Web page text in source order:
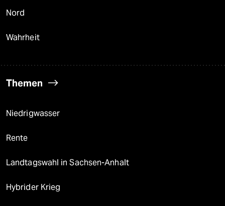
Nord
Wahrheit
Themen
Niedrigwasser
Rente
Landtagswahl in Sachsen-Anhalt
Hybrider Krieg